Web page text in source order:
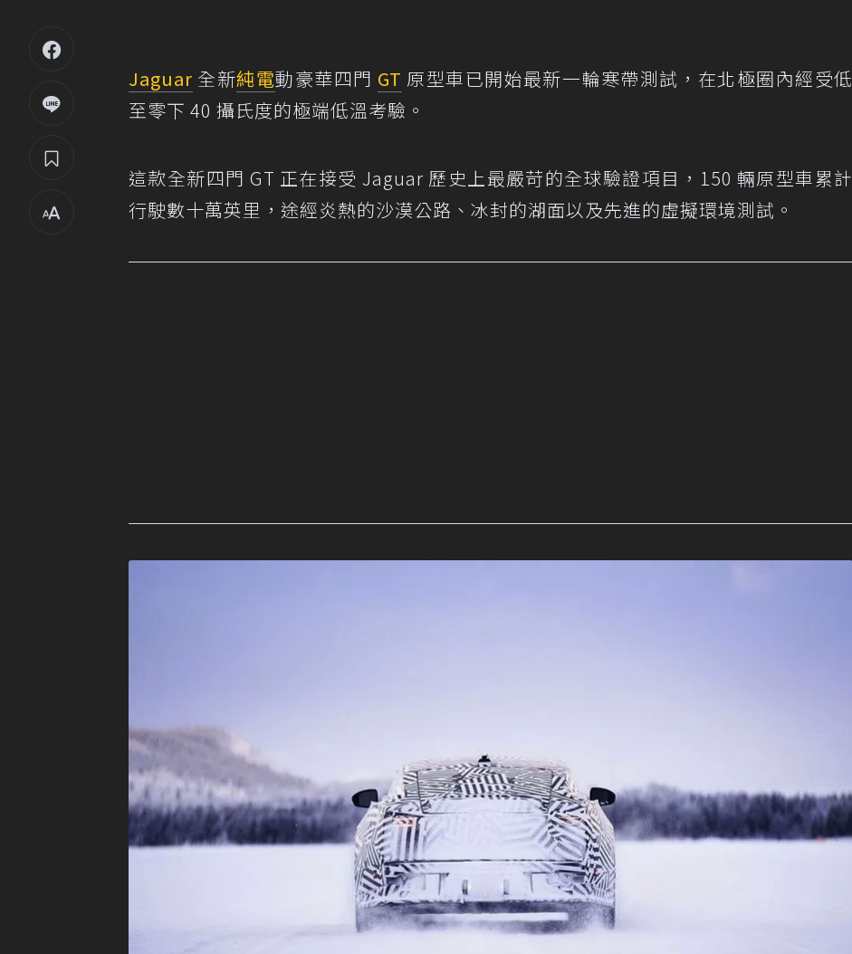
Jaguar 全新純電動豪華四門 GT 原型車已開始最新一輪寒帶測試，在北極圈內經受低
至零下 40 攝氏度的極端低溫考驗。
這款全新四門 GT 正在接受 Jaguar 歷史上最嚴苛的全球驗證項目，150 輛原型車累計
行駛數十萬英里，途經炎熱的沙漠公路、冰封的湖面以及先進的虛擬環境測試。